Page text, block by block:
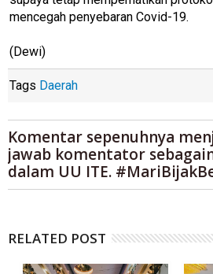
mencegah penyebaran Covid-19.
(Dewi)
Tags Daerah
Komentar sepenuhnya
jawab komentator
dalam UU ITE.
RELATED POST